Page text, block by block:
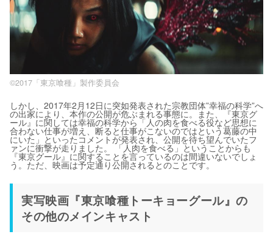
©2017「東京喰種」製作委員会
しかし、2017年2月12日に突如発表された宗教団体”幸福の科学”へ
の出家により、本作の公開が危ぶまれる事態に。また、『東京グ
ール』に関しては幸福の科学から「人の肉を食べる役など思想に
合わない仕事が増え、断ると仕事がこないのではという葛藤の中
にいた」といったコメントが発表され、公開を待ち望んでいたフ
ァンに衝撃が走りました。 「人肉を食べる」ということからも
『東京グール』に関することを言っているのは間違いないでしょ
う。ただ、映画は予定通り公開されるとのことです。
実写映画『東京喰種トーキョーグール』の
その他のメインキャスト